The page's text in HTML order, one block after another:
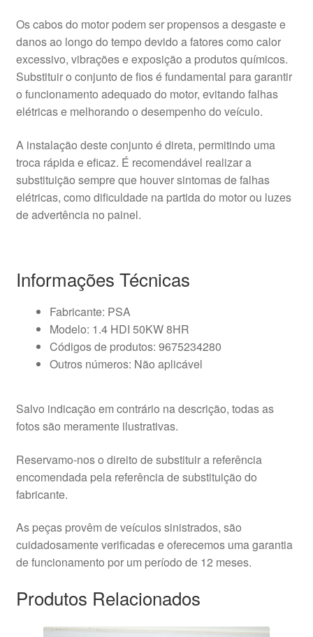
Os cabos do motor podem ser propensos a desgaste e
danos ao longo do tempo devido a fatores como calor
excessivo, vibrações e exposição a produtos químicos.
Substituir o conjunto de fios é fundamental para garantir
o funcionamento adequado do motor, evitando falhas
elétricas e melhorando o desempenho do veículo.
A instalação deste conjunto é direta, permitindo uma
troca rápida e eficaz. É recomendável realizar a
substituição sempre que houver sintomas de falhas
elétricas, como dificuldade na partida do motor ou luzes
de advertência no painel.
Informações Técnicas
Fabricante: PSA
Modelo: 1.4 HDI 50KW 8HR
Códigos de produtos: 9675234280
Outros números: Não aplicável
Salvo indicação em contrário na descrição, todas as
fotos são meramente ilustrativas.
Reservamo-nos o direito de substituir a referência
encomendada pela referência de substituição do
fabricante.
As peças provêm de veículos sinistrados, são
cuidadosamente verificadas e oferecemos uma garantia
de funcionamento por um período de 12 meses.
Produtos Relacionados